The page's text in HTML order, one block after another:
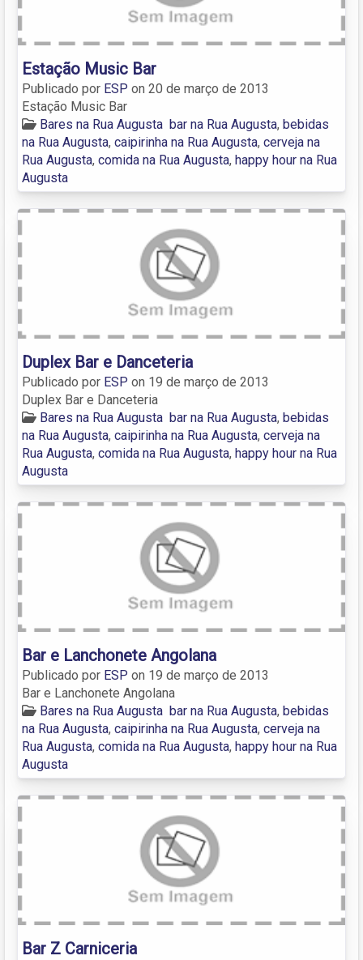
Estação Music Bar
Publicado por ESP on 20 de março de 2013
Estação Music Bar
Bares na Rua Augusta bar na Rua Augusta, bebidas
na Rua Augusta, caipirinha na Rua Augusta, cerveja na
Rua Augusta, comida na Rua Augusta, happy hour na Rua
Augusta
Duplex Bar e Danceteria
Publicado por ESP on 19 de março de 2013
Duplex Bar e Danceteria
Bares na Rua Augusta bar na Rua Augusta, bebidas
na Rua Augusta, caipirinha na Rua Augusta, cerveja na
Rua Augusta, comida na Rua Augusta, happy hour na Rua
Augusta
Bar e Lanchonete Angolana
Publicado por ESP on 19 de março de 2013
Bar e Lanchonete Angolana
Bares na Rua Augusta bar na Rua Augusta, bebidas
na Rua Augusta, caipirinha na Rua Augusta, cerveja na
Rua Augusta, comida na Rua Augusta, happy hour na Rua
Augusta
Bar Z Carniceria